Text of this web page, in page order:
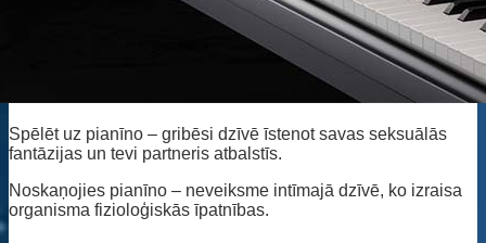
Spēlēt uz pianīno – gribēsi dzīvē īstenot savas seksuālās
fantāzijas un tevi partneris atbalstīs.
Noskaņojies pianīno – neveiksme intīmajā dzīvē, ko izraisa
organisma fizioloģiskās īpatnības.